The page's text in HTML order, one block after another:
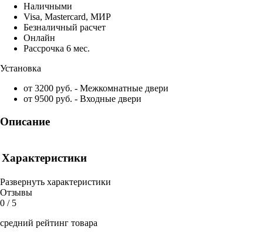
Наличными
Visa, Mastercard, МИР
Безналичный расчет
Онлайн
Рассрочка 6 мес.
Установка
от 3200 руб. - Межкомнатные двери
от 9500 руб. - Входные двери
Описание
Характеристики
Развернуть характеристики
Отзывы
0 / 5
средний рейтинг товара